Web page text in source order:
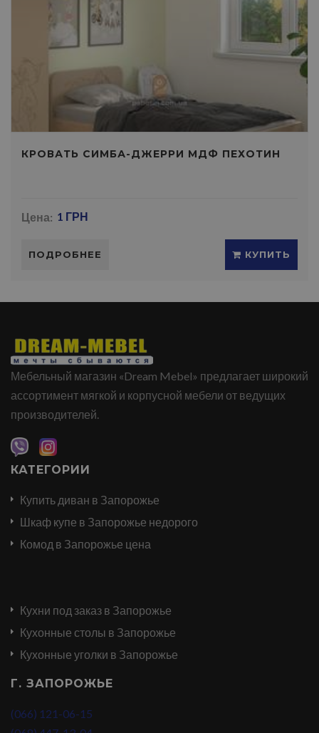
КРОВАТЬ СИМБА-ДЖЕРРИ МДФ ПЕХОТИН
Цена: 1 ГРН
ПОДРОБНЕЕ КУПИТЬ
Мебельный магазин «Dream Mebel» предлагает широкий
ассортимент мягкой и корпусной мебели от ведущих
производителей.
КАТЕГОРИИ
Купить диван в Запорожье
Шкаф купе в Запорожье недорого
Комод в Запорожье цена
Кухни под заказ в Запорожье
Кухонные столы в Запорожье
Кухонные уголки в Запорожье
Г. ЗАПОРОЖЬЕ
(066) 121-06-15